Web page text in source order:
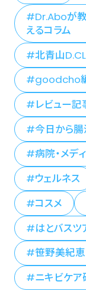
Dr.Aboが
えるコラム
北青山
goodcho
レビュー記
今日から腸
病院・メデ
ウェルネス
コスメ
はとバスツ
笹野美紀
ニキビケ